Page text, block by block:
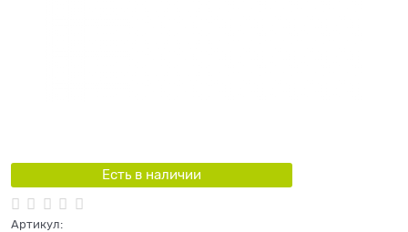
Есть в наличии
Артикул: